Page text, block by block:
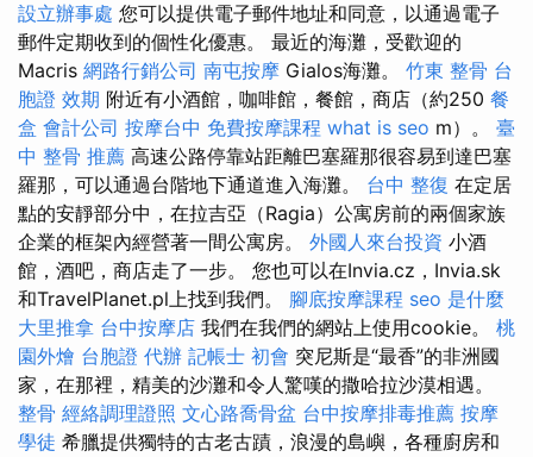
設立辦事處 您可以提供電子郵件地址和同意，以通過電子
郵件定期收到的個性化優惠。 最近的海灘，受歡迎的
Macris 網路行銷公司 南屯按摩 Gialos海灘。 竹東 整骨 台
胞證 效期 附近有小酒館，咖啡館，餐館，商店（約250 餐
盒 會計公司 按摩台中 免費按摩課程 what is seo m）。 臺
中 整骨 推薦 高速公路停靠站距離巴塞羅那很容易到達巴塞
羅那，可以通過台階地下通道進入海灘。 台中 整復 在定居
點​​的安靜部分中，在拉吉亞（Ragia）公寓房前的兩個家族
企業的框架內經營著一間公寓房。 外國人來台投資 小酒
館，酒吧，商店走了一步。 您也可以在Invia.cz，Invia.sk
和TravelPlanet.pl上找到我們。 腳底按摩課程 seo 是什麼
大里推拿 台中按摩店 我們在我們的網站上使用cookie。 桃
園外燴 台胞證 代辦 記帳士 初會 突尼斯是“最香”的非洲國
家，在那裡，精美的沙灘和令人驚嘆的撒哈拉沙漠相遇。
整骨 經絡調理證照 文心路喬骨盆 台中按摩排毒推薦 按摩
學徒 希臘提供獨特的古老古蹟，浪漫的島嶼，各種廚房和